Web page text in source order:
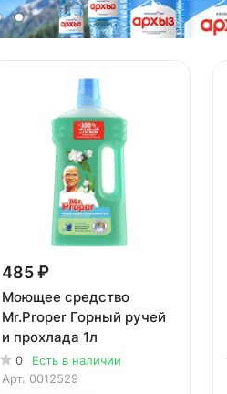
485 ₽
Моющее средство
Mr.Proper Горный ручей
и прохлада 1л
0
Есть в наличии
Арт. 0012529